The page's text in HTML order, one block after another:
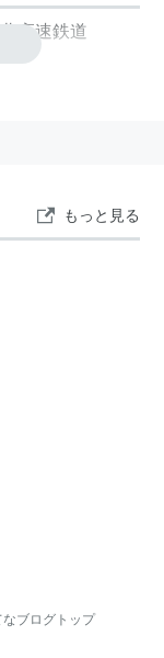
高速鉄道
もっと見る
なブログトップ